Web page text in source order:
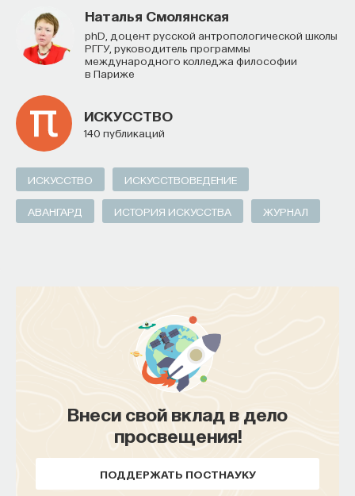
Наталья Смолянская
PhD, доцент русской антропологической школы
РГГУ, руководитель программы
международного колледжа философии
в Париже
ИСКУССТВО
140 публикаций
ИСКУССТВО ИСКУССТВОВЕДЕНИЕ
АВАНГАРД ИСТОРИЯ ИСКУССТВА ЖУРНАЛ
Внеси свой вклад в дело
просвещения!
ПОДДЕРЖАТЬ ПОСТНАУКУ